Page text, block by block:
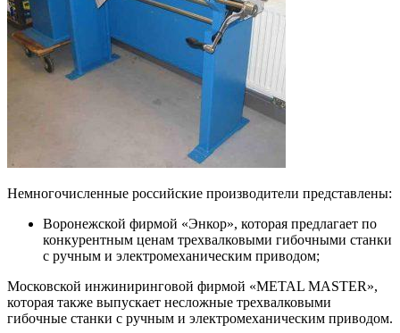
Немногочисленные российские производители представлены:
Воронежской фирмой «Энкор», которая предлагает по
конкурентным ценам трехвалковыми гибочными станки
с ручным и электромеханическим приводом;
Московской инжиниринговой фирмой «METAL MASTER»,
которая также выпускает несложные трехвалковыми
гибочные станки с ручным и электромеханическим приводом.